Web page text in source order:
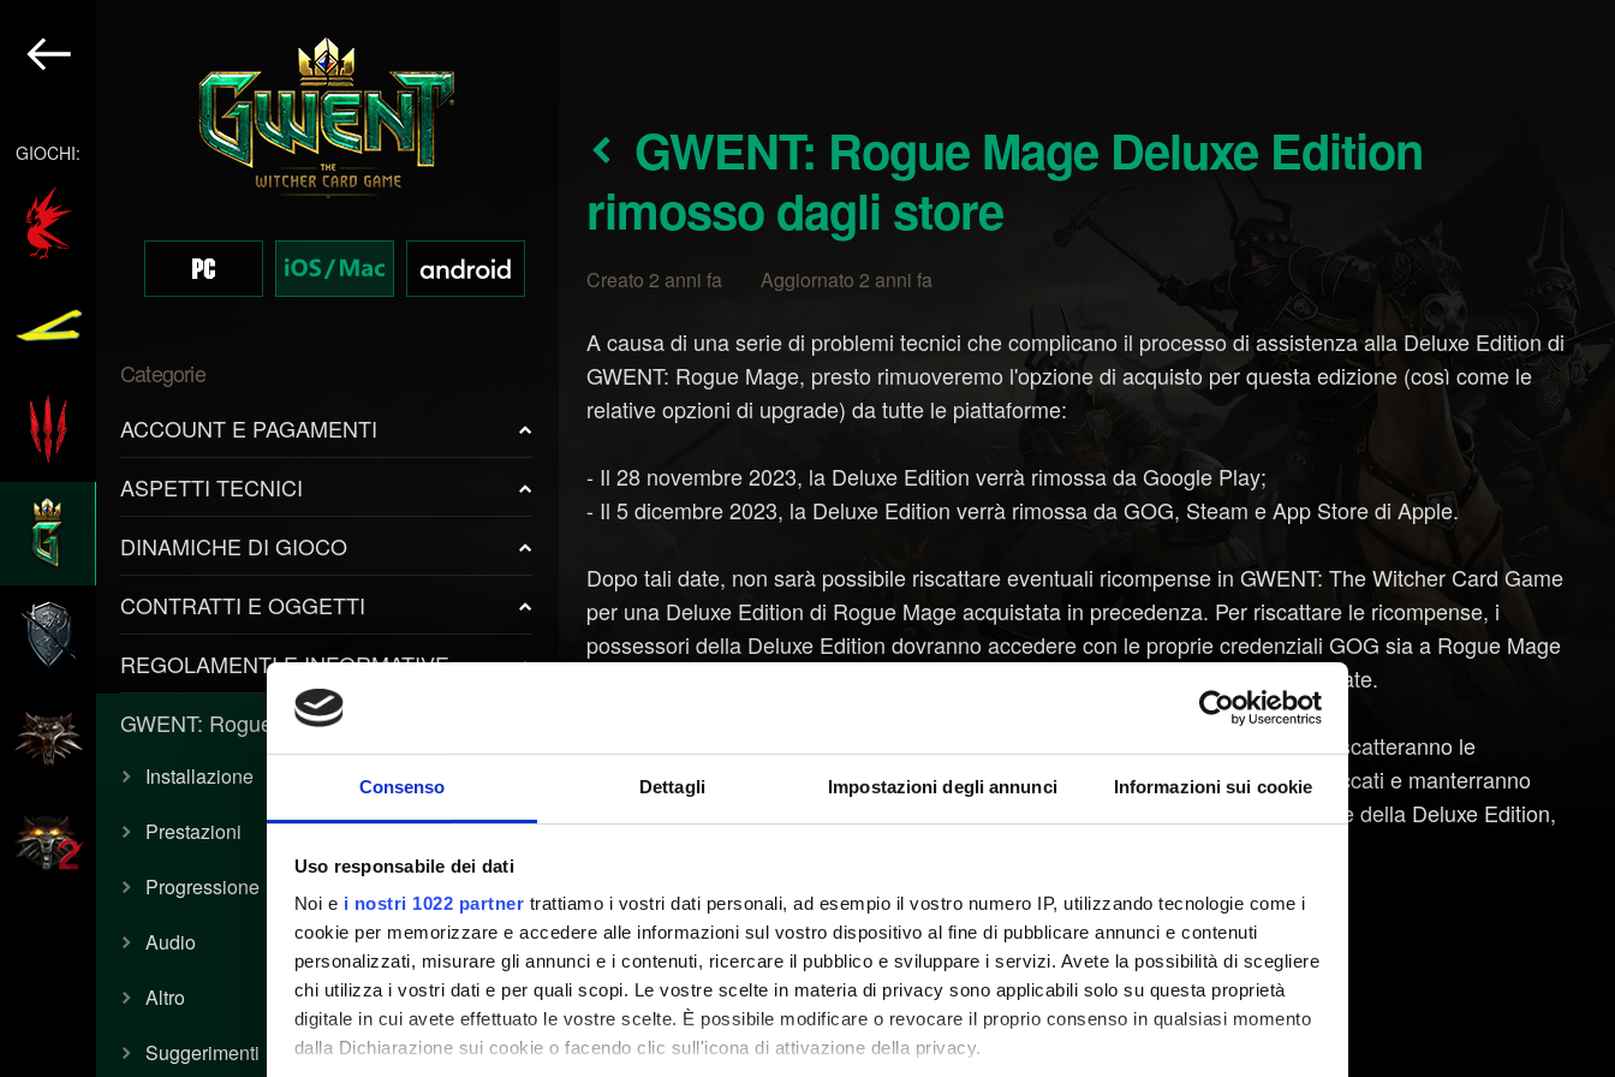
Consenso Dettagli Impostazioni degli annunci Informazioni sui cookie
Uso responsabile dei dati
Noi e i nostri 1022 partner trattiamo i vostri dati personali, ad esempio il vostro numero IP, utilizzando tecnologie come i
cookie per memorizzare e accedere alle informazioni sul vostro dispositivo al fine di pubblicare annunci e contenuti
personalizzati, misurare gli annunci e i contenuti, ricercare il pubblico e sviluppare i servizi. Avete la possibilità di scegliere
chi utilizza i vostri dati e per quali scopi. Le vostre scelte in materia di privacy sono applicabili solo su questa proprietà
digitale in cui avete effettuato le vostre scelte. È possibile modificare o revocare il proprio consenso in qualsiasi momento
dalla Dichiarazione sui cookie o facendo clic sull'icona di attivazione della privacy.
GIOCHI:
Categorie
ACCOUNT E PAGAMENTI
ASPETTI TECNICI
DINAMICHE DI GIOCO
CONTRATTI E OGGETTI
REGOLAMENTI E INFORMATIVE
GWENT: Rogue Mage
Installazione
Prestazioni
Progressione
Audio
Altro
Suggerimenti
GWENT: Rogue Mage Deluxe Edition
rimosso dagli store
Creato 2 anni fa Aggiornato 2 anni fa
A causa di una serie di problemi tecnici che complicano il processo di assistenza alla Deluxe Edition di
GWENT: Rogue Mage, presto rimuoveremo l'opzione di acquisto per questa edizione (così come le
relative opzioni di upgrade) da tutte le piattaforme:
- Il 28 novembre 2023, la Deluxe Edition verrà rimossa da Google Play;
- Il 5 dicembre 2023, la Deluxe Edition verrà rimossa da GOG, Steam e App Store di Apple.
Dopo tali date, non sarà possibile riscattare eventuali ricompense in GWENT: The Witcher Card Game
per una Deluxe Edition di Rogue Mage acquistata in precedenza. Per riscattare le ricompense, i
possessori della Deluxe Edition dovranno accedere con le proprie credenziali GOG sia a Rogue Mage
sia a GWENT: The Witcher Card Game almeno una volta prima delle date indicate.
Gli attuali possessori della Deluxe Edition e i giocatori che la acquisteranno e riscatteranno le
ricompense prima che sia rimossa dagli store potranno tenere gli elementi sbloccati e manterranno
l'accesso completo al gioco. I tre aspetti alternativi per Alzur, che facevano parte della Deluxe Edition,
Questa modifica non influirà sulla disponibilità della Standard Edition.